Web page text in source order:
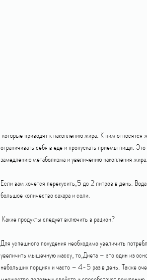
ограничивать себя в еде и пропускать приемы пищи.
замедлению метаболизма и увеличению накопления
Если вам хочется перекусить,5 до 2 литров в день.
большое количество сахара и соли.
Какие продукты следует включить в рацион?
Для успешного похудения необходимо увеличить
увеличить мышечную массу, то,Диета – это один из
небольших порциях и часто – 4-5 раз в день. Также